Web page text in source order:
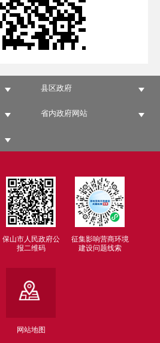
县区政府
省内政府网站
保山市人民政府公
报二维码
征集影响营商环境
建设问题线索
网站地图